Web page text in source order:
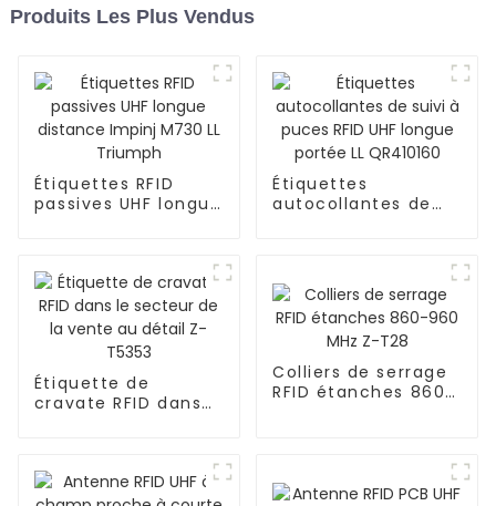
Produits Les Plus Vendus
Étiquettes RFID
passives UHF longue
Étiquettes
autocollantes de
Étiquette de
cravate RFID dans
Colliers de serrage
RFID étanches 860-